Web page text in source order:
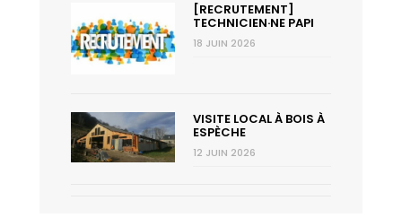
[RECRUTEMENT]
TECHNICIEN·NE PAPI
18 JUIN 2026
VISITE LOCAL À BOIS À
ESPÈCHE
12 JUIN 2026